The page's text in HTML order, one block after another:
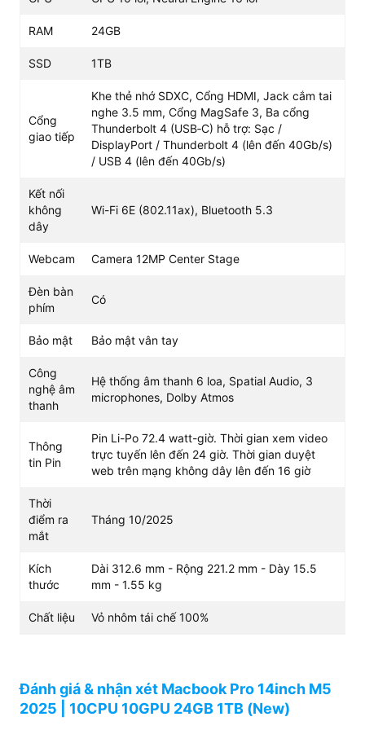
RAM 24GB. Với băng thông bộ nhớ lên đến 153 GB/s,
hay xử lý các luồng dữ liệu lớn diễn ra tức thì, không gặp
tình trạng giật lag.
Màn hình Liquid Retina XDR siêu nét và
chuẩn màu
Sở hữu kích thước 14.2 inch với độ phân giải 3024 x
2025 | 10CPU 10GPU 24GB 1TB (New)
nghiệm thị giác khác biệt. Công nghệ Liquid Retina XDR
cho phép độ sáng đạt 1.000 nits toàn màn hình và lên
đến 1.600 nits ở nội dung HDR, giúp hiển thị rõ nét ngay
quét linh hoạt và lớp phủ Nano-texture (tùy chọn) giúp
giảm thiểu hiện tượng phản chiếu ánh sáng, bảo vệ mắt
tối đa trong quá trình làm việc lâu dài.
RAM 24GB
SSD 1TB
Cổng
giao tiếp
Khe thẻ nhớ SDXC, Cổng HDMI, Jack cắm tai
nghe 3.5 mm, Cổng MagSafe 3, Ba cổng
Thunderbolt 4 (USB‑C) hỗ trợ: Sạc /
DisplayPort / Thunderbolt 4 (lên đến 40Gb/s)
/ USB 4 (lên đến 40Gb/s)
Kết nối
không
dây
Wi-Fi 6E (802.11ax), Bluetooth 5.3
Webcam Camera 12MP Center Stage
Đèn bàn
phím
Có
Bảo mật Bảo mật vân tay
Công
nghệ âm
thanh
Hệ thống âm thanh 6 loa, Spatial Audio, 3
microphones, Dolby Atmos
Thông
tin Pin
Pin Li-Po 72.4 watt-giờ. Thời gian xem video
trực tuyến lên đến 24 giờ. Thời gian duyệt
web trên mạng không dây lên đến 16 giờ
Thời
điểm ra
mắt
Tháng 10/2025
Kích
thước
Dài 312.6 mm - Rộng 221.2 mm - Dày 15.5
mm - 1.55 kg
Chất liệu Vỏ nhôm tái chế 100%
Đánh giá & nhận xét Macbook Pro 14inch M5
2025 | 10CPU 10GPU 24GB 1TB (New)